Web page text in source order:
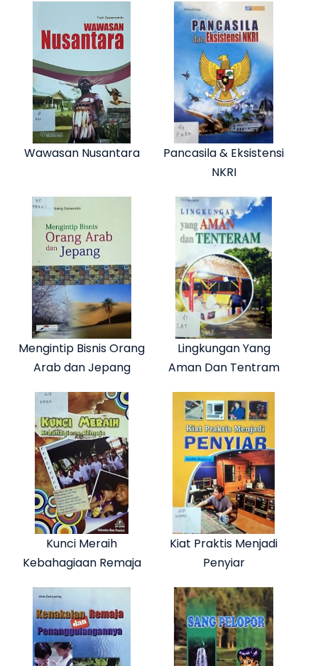
Wawasan Nusantara
Pancasila & Eksistensi
NKRI
Mengintip Bisnis Orang
Arab dan Jepang
Lingkungan Yang
Aman Dan Tentram
Kunci Meraih
Kebahagiaan Remaja
Kiat Praktis Menjadi
Penyiar